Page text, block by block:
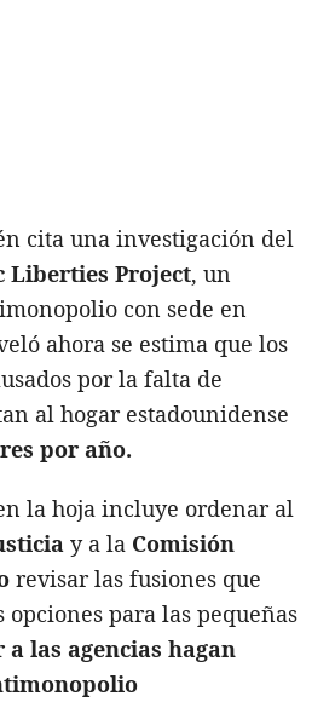
cita una investigación del
Liberties Project, un
con sede en
ahora se estima que los
por la falta de
al hogar estadounidense
por año.
la hoja incluye ordenar al
y a la Comisión
revisar las fusiones que
opciones para las pequeñas
las agencias hagan